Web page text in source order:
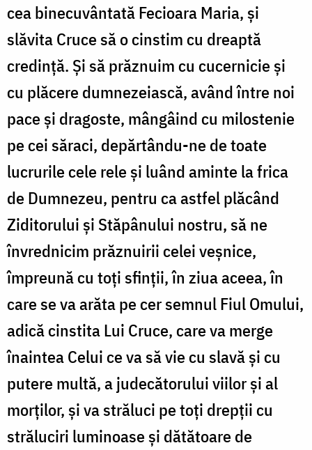
cea binecuvântată Fecioara Maria, și
slăvita Cruce să o cinstim cu dreaptă
credință. Și să prăznuim cu cucernicie și
cu plăcere dumnezeiască, având între noi
pace și dragoste, mângâind cu milostenie
pe cei săraci, depărtându-ne de toate
lucrurile cele rele și luând aminte la frica
de Dumnezeu, pentru ca astfel plăcând
Ziditorului și Stăpânului nostru, să ne
învrednicim prăznuirii celei veșnice,
împreună cu toți sfinții, în ziua aceea, în
care se va arăta pe cer semnul Fiul Omului,
adică cinstita Lui Cruce, care va merge
înaintea Celui ce va să vie cu slavă și cu
putere multă, a judecătorului viilor și al
morților, și va străluci pe toți drepții cu
străluciri luminoase și dătătoare de